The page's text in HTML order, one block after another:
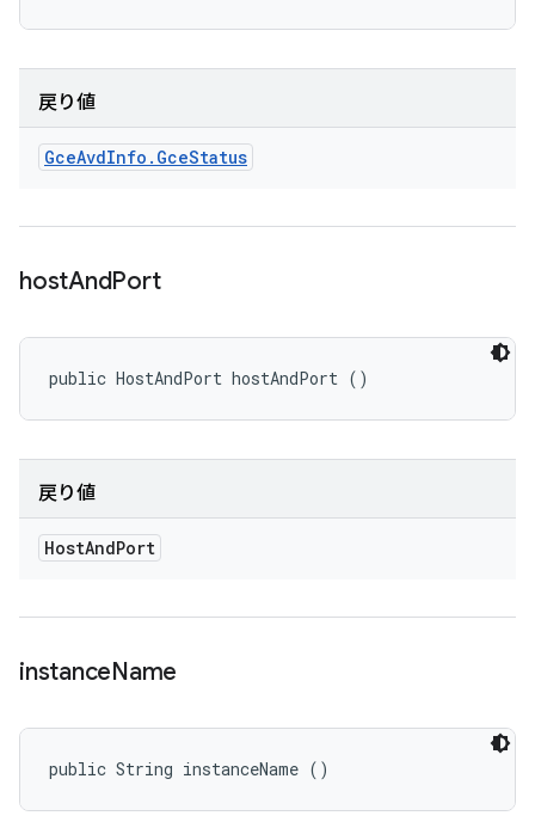
戻り値
GceAvdInfo . GceStatus
hostAndPort
public HostAndPort hostAndPort ()
戻り値
HostAndPort
instanceName
public String instanceName ()